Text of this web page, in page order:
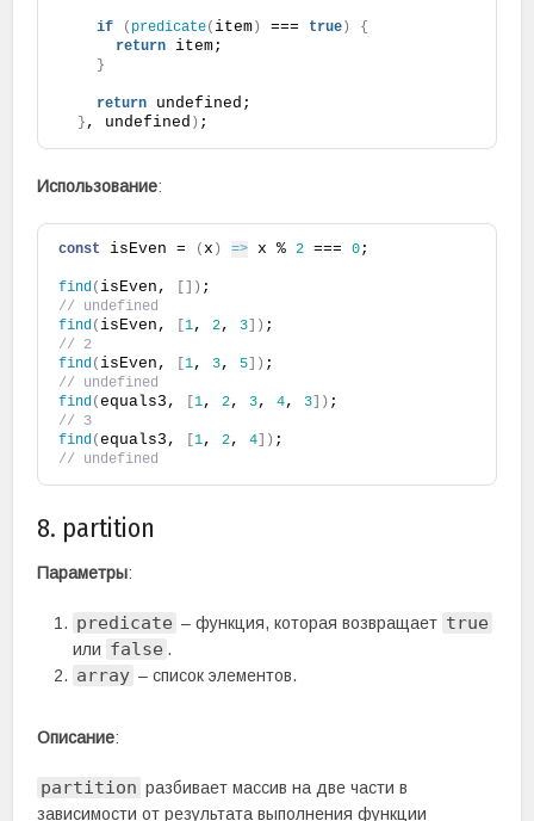
if ( predicate( item ) === true )
{
return item;
}
return undefined;
} , undefined ) ;
Использование:
const isEven = (x ) => x % 2 === 0;
find( isEven, ) ;
// undefined
find( isEven, [1, 2, 3 ) ;
// 2
find( isEven, [1, 3, 5 ) ;
// undefined
find(equals3, [1, 2, 3, 4, 3 ) ;
// 3
find(equals3, [1, 2, 4 ) ;
// undefined
8. partition
Параметры:
predicate – функция, которая возвращает true
или false .
array – список элементов.
Описание:
partition разбивает массив на две части в
зависимости от результата выполнения функции